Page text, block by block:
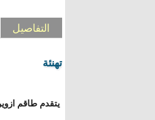
التفاصيل
تهنئة
يتقدم طاقم